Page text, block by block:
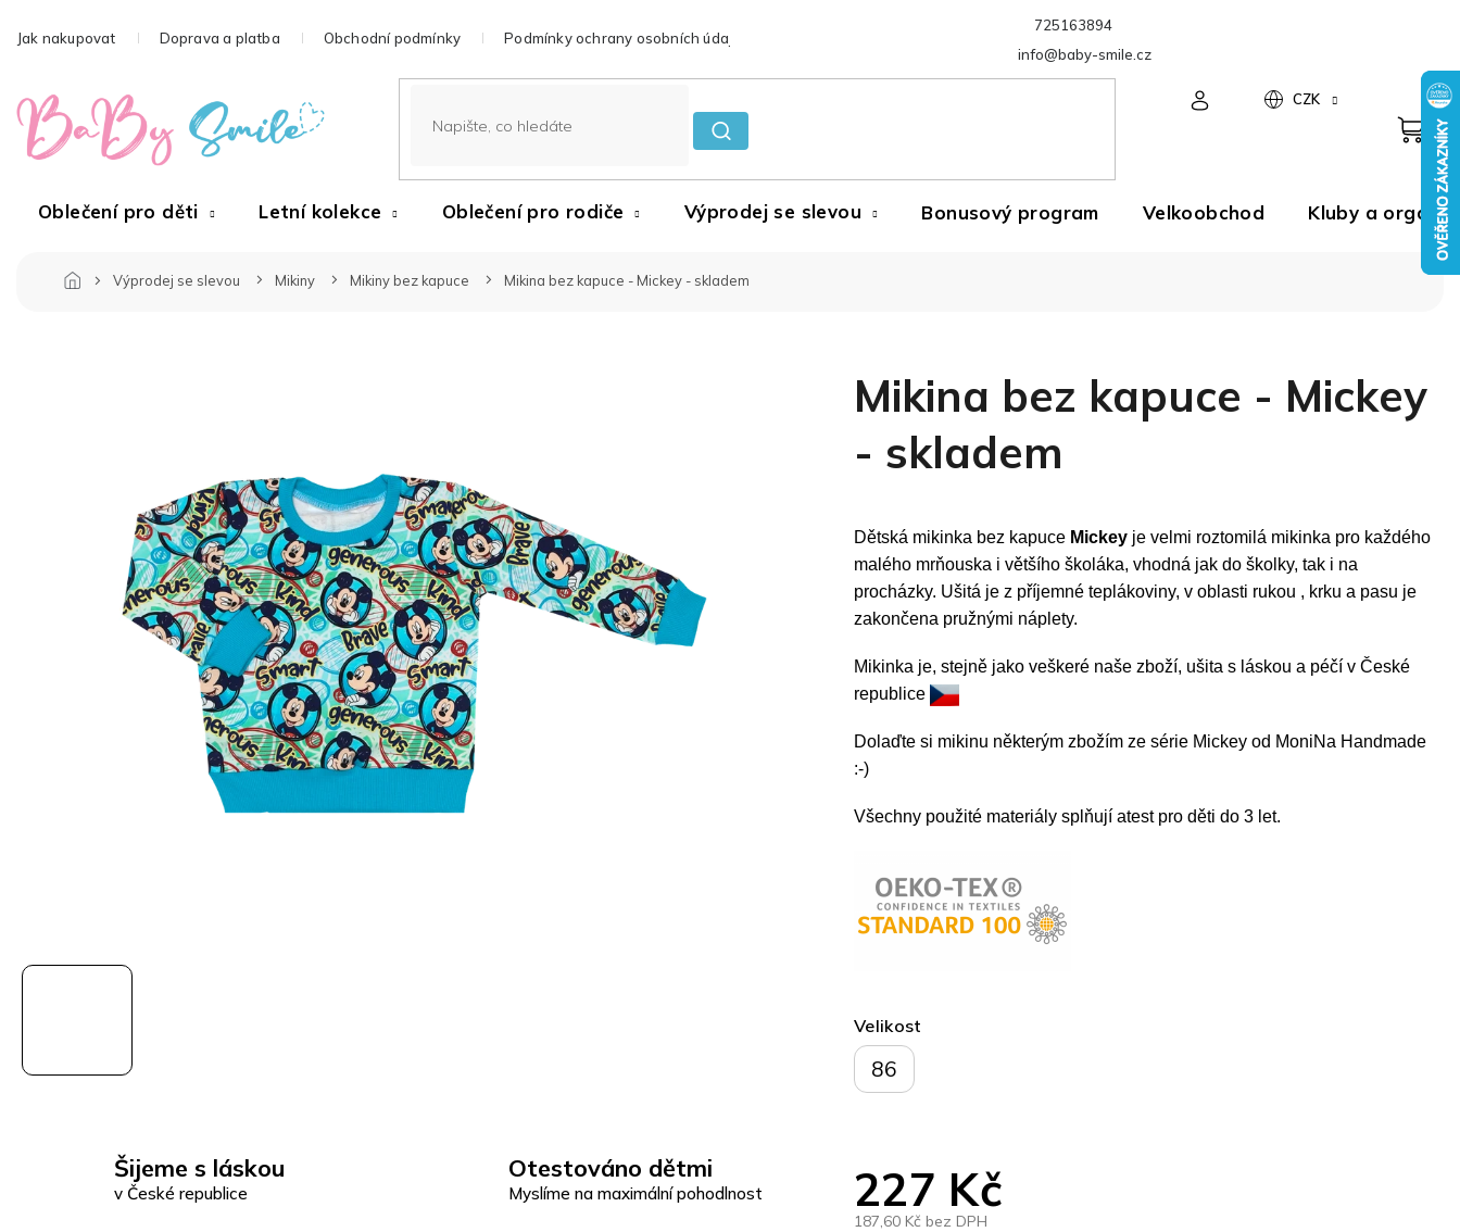
na
725163894
info@baby-smile.cz
Jak nakupovat Doprava a platba Obchodní podmínky Podmínky ochrany osobních údajů
CZK
Oblečení pro děti Letní kolekce Oblečení pro rodiče Výprodej se slevou Bonusový program Velkoobchod Kluby a
Výprodej se slevou Mikiny Mikiny bez kapuce Mikina bez kapuce - Mickey - skladem
Šijeme s láskou
v České republice
Otestováno dětmi
Myslíme na maximální pohodlnost
Mikina bez kapuce - Mickey
- skladem
227 Kč
187,60 Kč bez DPH
Velikost
86
Dětská mikinka bez kapuce Mickey je velmi roztomilá mikinka pro každého
malého mrňouska i většího školáka, vhodná jak do školky, tak i na
procházky. Ušitá je z příjemné teplákoviny, v oblasti rukou , krku a pasu je
zakončena pružnými náplety.
Mikinka je, stejně jako veškeré naše zboží, ušita s láskou a péčí v České
republice
Dolaďte si mikinu některým zbožím ze série Mickey od MoniNa Handmade
:-)
Všechny použité materiály splňují atest pro děti do 3 let.